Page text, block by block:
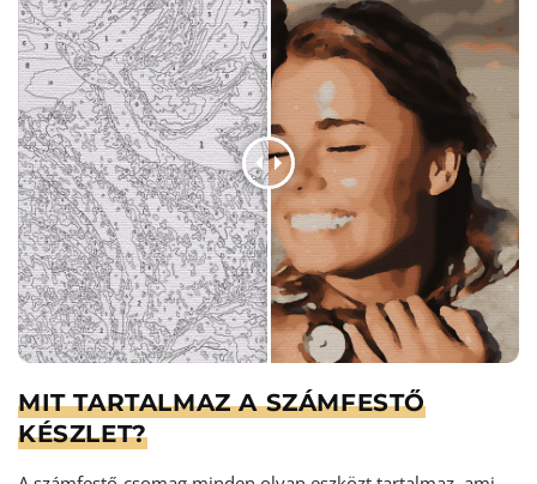
MIT TARTALMAZ A SZÁMFESTŐ
KÉSZLET?